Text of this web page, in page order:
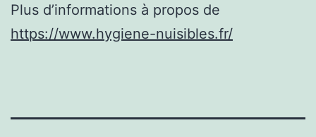
Plus d’informations à propos de
https://www.hygiene-nuisibles.fr/